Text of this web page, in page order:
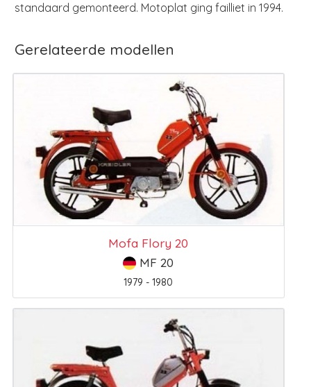
standaard gemonteerd. Motoplat ging failliet in 1994.
Gerelateerde modellen
Mofa Flory 20
MF 20
1979 - 1980